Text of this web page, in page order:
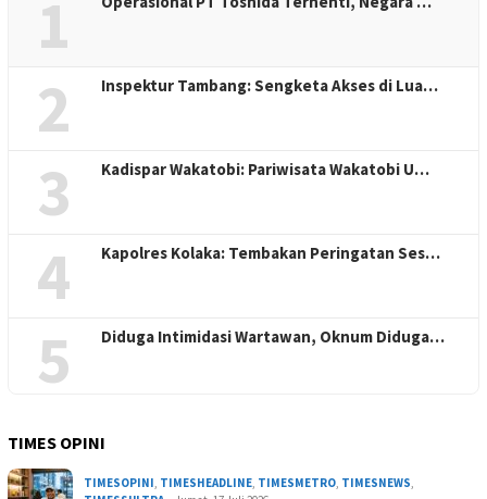
1
2 Inspektur Tambang: Sengketa Akses di Lua…
3 Kadispar Wakatobi: Pariwisata Wakatobi U…
4 Kapolres Kolaka: Tembakan Peringatan Ses…
5 Diduga Intimidasi Wartawan, Oknum Diduga…
TIMES OPINI
TIMESOPINI TIMESHEADLINE TIMESMETRO TIMESNEWS